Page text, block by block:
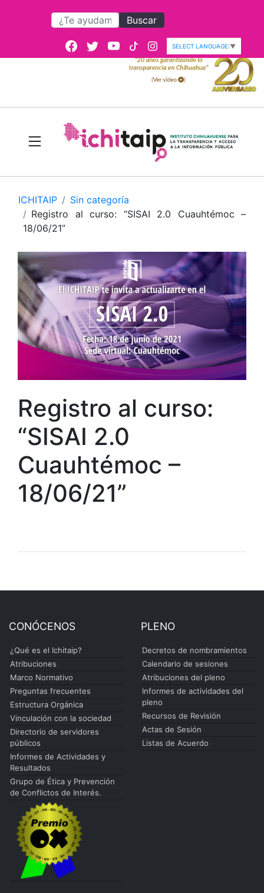
Buscar
SELECT LANGUAGE ▼
ICHITAIP
Sin categoría
Registro al curso: “SISAI 2.0 Cuauhtémoc –
18/06/21”
Registro al curso:
“SISAI 2.0
Cuauhtémoc –
18/06/21”
CONÓCENOS
¿Qué es el Ichitaip?
Atribuciones
Marco Normativo
Preguntas frecuentes
Estructura Orgánica
Vinculación con la sociedad
Directorio de servidores
públicos
Informes de Actividades y
Resultados
Grupo de Ética y Prevención
de Conflictos de Interés.
PLENO
Decretos de nombramientos
Calendario de sesiones
Atribuciones del pleno
Informes de actividades del
pleno
Recursos de Revisión
Actas de Sesión
Listas de Acuerdo